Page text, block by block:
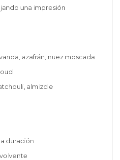
una impresión
azafrán, nuez moscada
oud
almizcle
duración